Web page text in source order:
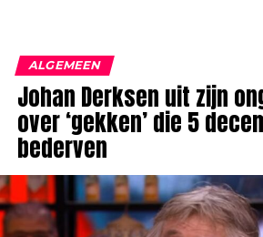
ALGEMEEN
Johan Derksen uit zijn
over ‘gekken’ die 5
bederven